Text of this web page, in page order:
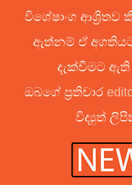
විශේෂාංග
ඇත්නම් ඒ අගතියට
දැක්වීමට
ඔබගේ ප්‍රතිචාර
විද්‍යුත්